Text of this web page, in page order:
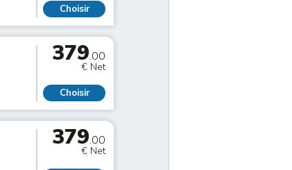
Choisir
379.00
€ Net
Choisir
379.00
€ Net